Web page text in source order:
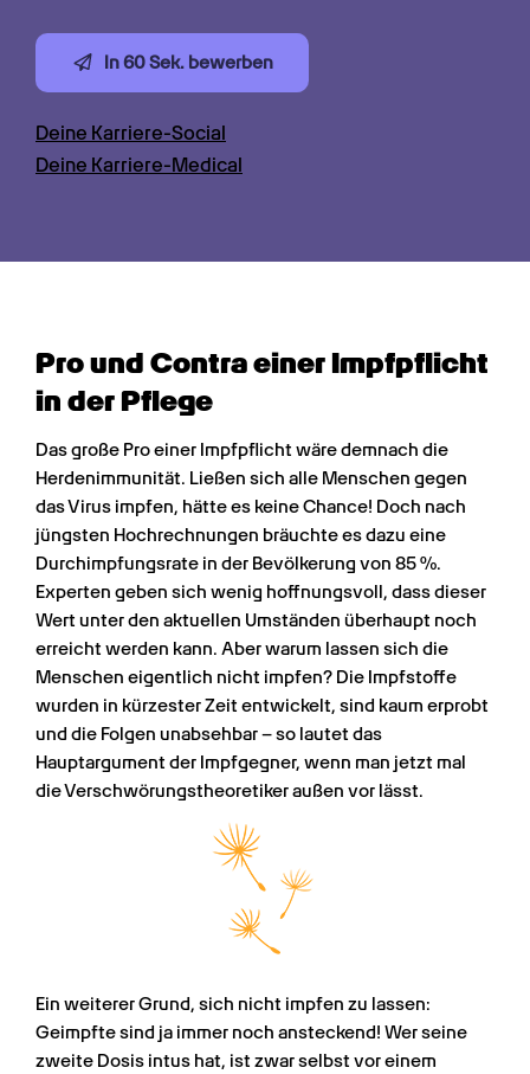
In 60 Sek. bewerben
Deine Karriere-Social
Deine Karriere-Medical
Pro und Contra einer Impfpflicht
in der Pflege
Das große Pro einer Impfpflicht wäre demnach die
Herdenimmunität. Ließen sich alle Menschen gegen
das Virus impfen, hätte es keine Chance! Doch nach
jüngsten Hochrechnungen bräuchte es dazu eine
Durchimpfungsrate in der Bevölkerung von 85 %.
Experten geben sich wenig hoffnungsvoll, dass dieser
Wert unter den aktuellen Umständen überhaupt noch
erreicht werden kann. Aber warum lassen sich die
Menschen eigentlich nicht impfen? Die Impfstoffe
wurden in kürzester Zeit entwickelt, sind kaum erprobt
und die Folgen unabsehbar – so lautet das
Hauptargument der Impfgegner, wenn man jetzt mal
die Verschwörungstheoretiker außen vor lässt.
Ein weiterer Grund, sich nicht impfen zu lassen:
Geimpfte sind ja immer noch ansteckend! Wer seine
zweite Dosis intus hat, ist zwar selbst vor einem